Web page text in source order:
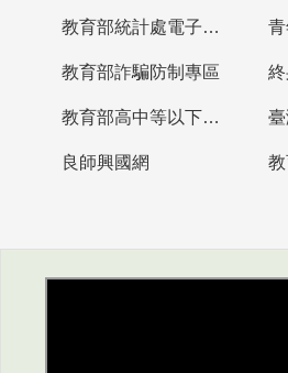
教育部統計處電子書櫃
教育部詐騙防制專區
教育部高中等以下學校及幼兒園教師資格檢定考試
良師興國網